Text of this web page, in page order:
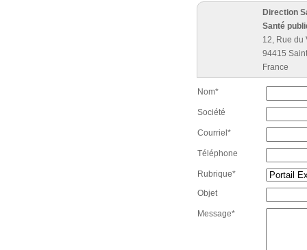
Direction
Santé
12, Rue du
94415
France
Nom*
Société
Courriel*
Téléphone
Rubrique*
Objet
Message*